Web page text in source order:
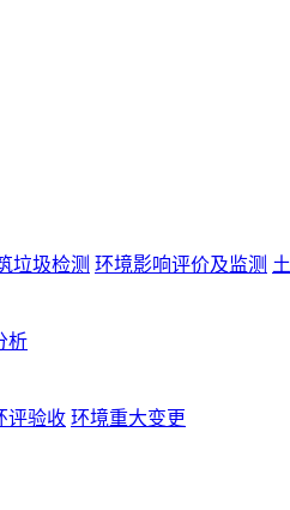
垃圾检测 环境影响评价及监测
析
评验收 环境重大变更